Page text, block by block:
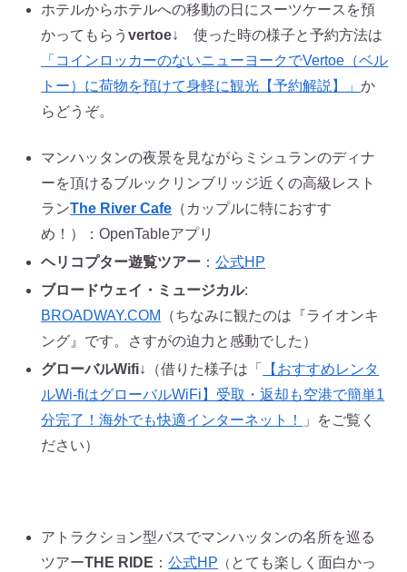
ホテルからホテルへの移動の日にスーツケースを預
かってもらうvertoe↓ 使った時の様子と予約方法は
「コインロッカーのないニューヨークでVertoe（ベル
トー）に荷物を預けて身軽に観光【予約解説】」か
らどうぞ。
マンハッタンの夜景を見ながらミシュランのディナ
ーを頂けるブルックリンブリッジ近くの高級レスト
ランThe River Cafe （カップルに特におすす
め！）：OpenTableアプリ
ヘリコプター遊覧ツアー ：公式HP
ブロードウェイ・ミュージカル:
BROADWAY.COM
（ちなみに観たのは『ライオンキ
ング』です。さすがの迫力と感動でした）
グローバルWifi↓（借りた様子は「
【おすすめレンタ
ルWi-fiはグローバルWiFi】受取・返却も空港で簡単1
分完了！海外でも快適インターネット！
」をご覧く
ださい）
アトラクション型バスでマンハッタンの名所を巡る
ツアーTHE RIDE ：公式HP （ とても楽しく面白かっ